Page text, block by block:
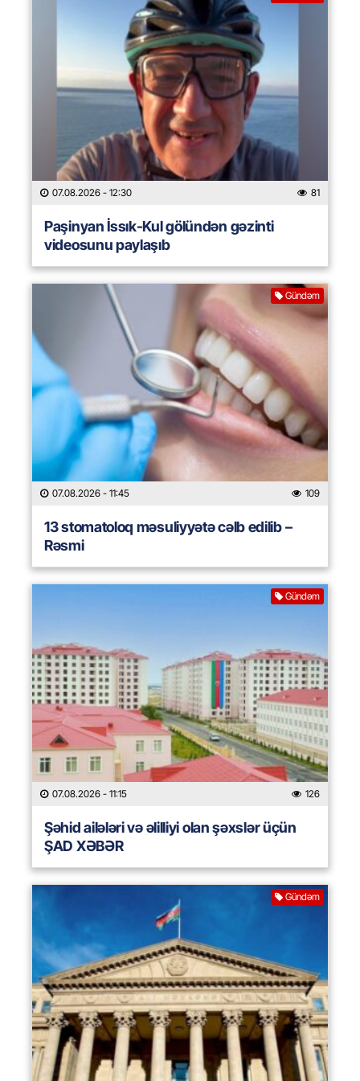
07.08.2026 - 12:30 81
Paşinyan İssık-Kul gölündən gəzinti
videosunu paylaşıb
Gündəm
07.08.2026 - 11:45 109
13 stomatoloq məsuliyyətə cəlb edilib –
Rəsmi
Gündəm
07.08.2026 - 11:15 126
Şəhid ailələri və əlilliyi olan şəxslər üçün
ŞAD XƏBƏR
Gündəm